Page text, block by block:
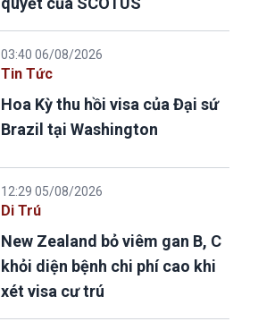
03:40 06/08/2026
Tin Tức
Hoa Kỳ thu hồi visa của Đại sứ
Brazil tại Washington
12:29 05/08/2026
Di Trú
New Zealand bỏ viêm gan B, C
khỏi diện bệnh chi phí cao khi
xét visa cư trú